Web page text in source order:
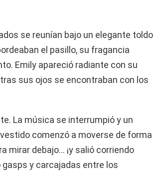
se reunían bajo un elegante toldo
el pasillo, su fragancia
Emily apareció radiante con su
sus ojos se encontraban con los
La música se interrumpió y un
comenzó a moverse de forma
mirar debajo… ¡y salió corriendo
y carcajadas entre los